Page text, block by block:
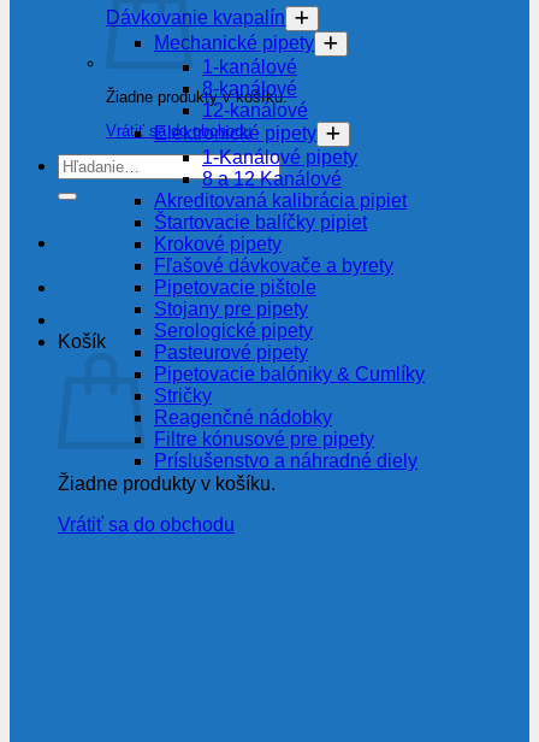
Žiadne produkty v košíku.
Vrátiť sa do obchodu
Hľadať:
Košík
Žiadne produkty v košíku.
Vrátiť sa do obchodu
Dávkovanie kvapalín
Mechanické pipety
1-kanálové
8-kanálové
12-kanálové
Elektronické pipety
1-Kanálové pipety
8 a 12 Kanálové
Akreditovaná kalibrácia pipiet
Štartovacie balíčky pipiet
Krokové pipety
Fľašové dávkovače a byrety
Pipetovacie pištole
Stojany pre pipety
Serologické pipety
Pasteurové pipety
Pipetovacie balóniky & Cumlíky
Stričky
Reagenčné nádobky
Filtre kónusové pre pipety
Príslušenstvo a náhradné diely